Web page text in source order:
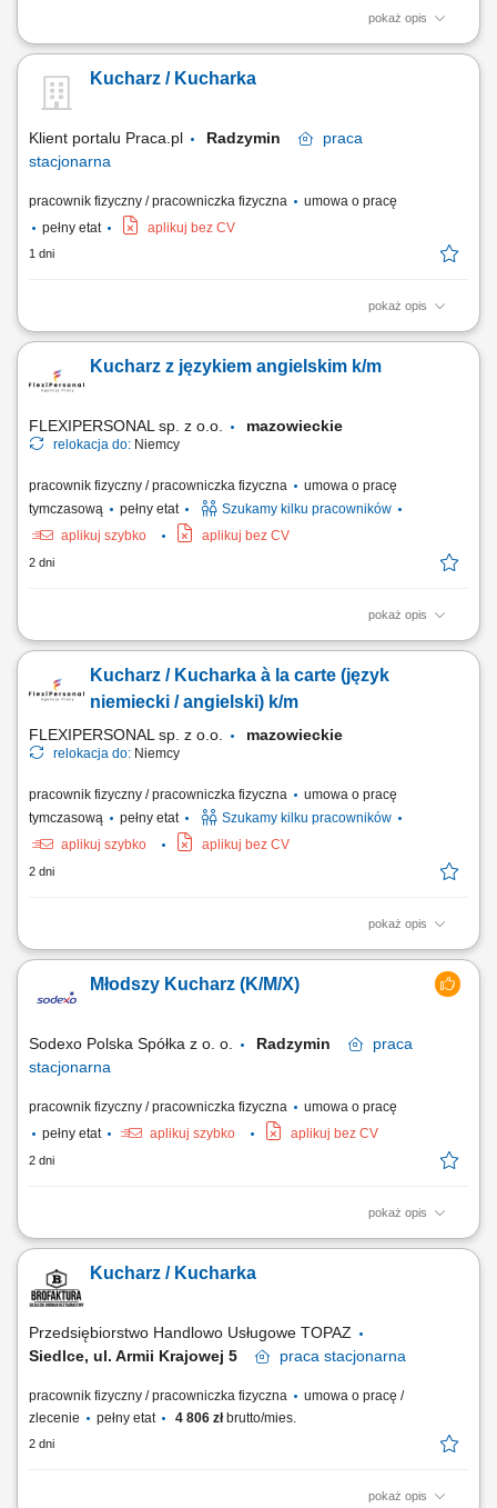
pokaż opis
Zadania: Gotowanie smacznych i estetycznych dań według
(HACCP) Współpraca z resztą ekipy kuchennej;
Kucharz / Kucharka
Klient portalu Praca.pl Radzymin
praca
stacjonarna
pracownik fizyczny / pracowniczka fizyczna
umowa o pracę
pełny etat
aplikuj bez CV
1 dni
pokaż opis
Przygotowywanie i produkcja dań według receptur (dania obiadowe,
posiłków, obsługa oraz bieżące uzupełnianie wydawki; Dbanie o wysoki
standard i jakość serwowanych potraw; Utrzymywanie czystości i
Kucharz z językiem angielskim k/m
FLEXIPERSONAL sp. z o.o. mazowieckie
relokacja do: Niemcy
pracownik fizyczny / pracowniczka fizyczna
umowa o pracę
tymczasową
pełny etat
Szukamy kilku pracowników
aplikuj szybko
aplikuj bez CV
2 dni
pokaż opis
Opis stanowiska: Przygotowywanie dań à la carte; Dbanie o smak,
zapasów i organizacja pracy; Utrzymanie porządku i standardów
higieny; Czego oczekujemy: Doświadczenia jako kucharz; Znajomości
Kucharz / Kucharka à la carte (język
niemiecki / angielski) k/m
FLEXIPERSONAL sp. z o.o. mazowieckie
relokacja do: Niemcy
pracownik fizyczny / pracowniczka fizyczna
umowa o pracę
tymczasową
pełny etat
Szukamy kilku pracowników
aplikuj szybko
aplikuj bez CV
2 dni
pokaż opis
Opis stanowiska Samodzielne prowadzenie powierzonej sekcji
Monitorowanie standardów jakościowych oraz dbałość o powtarzalność
doskonałego smaku potraw. Koordynowanie codziennych procesów na
Młodszy Kucharz (K/M/X)
Sodexo Polska Spółka z o. o. Radzymin
praca
stacjonarna
pracownik fizyczny / pracowniczka fizyczna
umowa o pracę
pełny etat
aplikuj szybko aplikuj bez CV
2 dni
pokaż opis
Zakres obowiązków: Przygotowywanie dań zgodnie z recepturami;
wegetariańskie, dania śniadaniowe, bary sałatkowe); Wydawanie
posiłków i obsługa wydawki; Uzupełnianie produktów na wydawcę;
Kucharz / Kucharka
Przedsiębiorstwo Handlowo Usługowe TOPAZ
Siedlce, ul. Armii Krajowej 5
praca stacjonarna
pracownik fizyczny / pracowniczka fizyczna
umowa o pracę /
zlecenie
pełny etat 4 806 złbrutto/mies.
2 dni
pokaż opis